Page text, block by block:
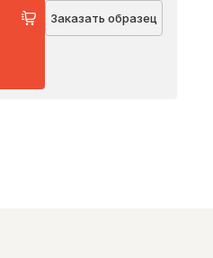
Заказать образец